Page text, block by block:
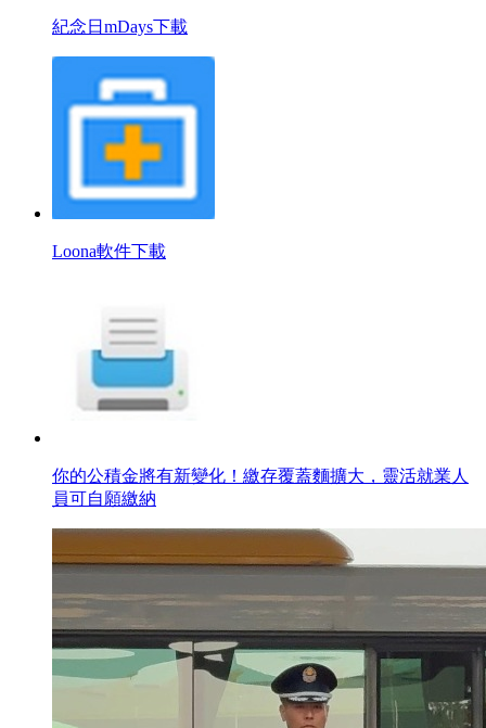
紀念日mDays下載
Loona軟件下載
你的公積金將有新變化！繳存覆蓋麵擴大，靈活就業人
員可自願繳納